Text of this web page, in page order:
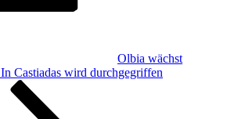
Olbia wächst
In Castiadas wird durchgegriffen